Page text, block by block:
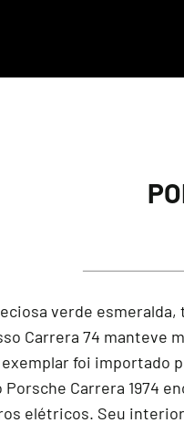
verde
Carrera 74 manteve
foi importado
Carrera 1974
elétricos. Seu